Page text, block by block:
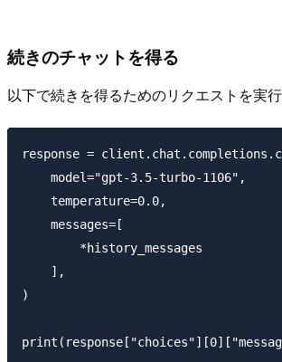
続きのチャットを得る
以下で続きを得るためのリクエストを実行
response =
    model="gpt-3.5-turbo-1106",
    temperature=0.0,
    messages=[
        *history_messages
    ],
)